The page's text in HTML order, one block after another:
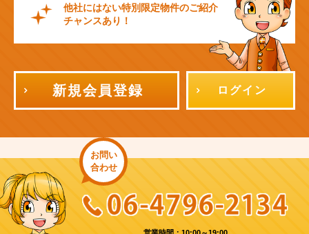
他社にはない特別限定物件のご紹介
チャンスあり！
新規会員登録 ログイン
お問い
合わせ
営業時間：10:00～19:00